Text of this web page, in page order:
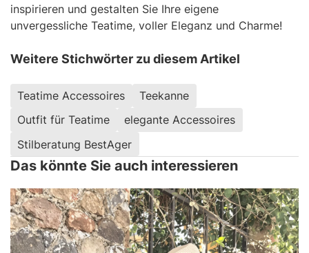
inspirieren und gestalten Sie Ihre eigene
unvergessliche Teatime, voller Eleganz und Charme!
Weitere Stichwörter zu diesem Artikel
Teatime Accessoires
Teekanne
Outfit für Teatime
elegante Accessoires
Stilberatung BestAger
Das könnte Sie auch interessieren